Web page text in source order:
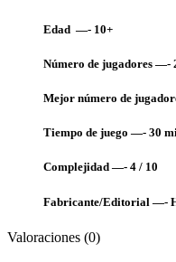
Edad —- 10+
Número de jugadores —-
Mejor número de
Tiempo de juego —- 30
Complejidad —- 4 / 10
Fabricante/Editorial —-
Valoraciones (0)